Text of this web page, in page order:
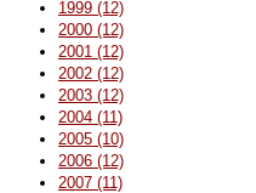
1999 (12)
2000 (12)
2001 (12)
2002 (12)
2003 (12)
2004 (11)
2005 (10)
2006 (12)
2007 (11)